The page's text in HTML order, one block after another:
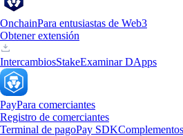
OnchainPara entusiastas de Web3
Obtener extensión
IntercambiosStakeExaminar DApps
PayPara comerciantes
Registro de comerciantes
Terminal de pagoPay SDK